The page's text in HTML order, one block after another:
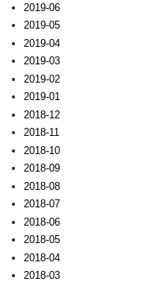
2019-06
2019-05
2019-04
2019-03
2019-02
2019-01
2018-12
2018-11
2018-10
2018-09
2018-08
2018-07
2018-06
2018-05
2018-04
2018-03